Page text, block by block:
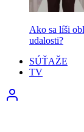
Ako sa líši
udalosti?
SÚŤAŽE
TV